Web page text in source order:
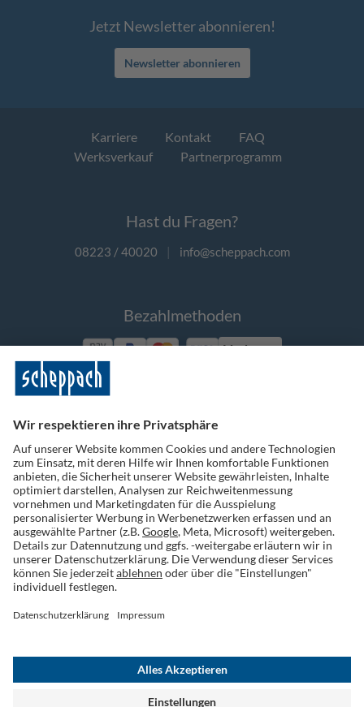
Jetzt Newsletter abonnieren!
Newsletter abonnieren
Karriere Kontakt
FAQ
Werksverkauf
Partnerprogramm
Hast du Fragen?
08223 / 40020 | info@scheppach.com
Bezahlmethoden
Vorkasse
Folge uns auf Social Media
Widerruf einreichen